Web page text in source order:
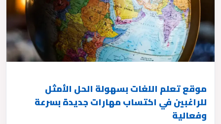
موقع تعلم اللغات بسهولة الحل الأمثل
للراغبين في اكتساب مهارات جديدة بسرعة
وفعالية